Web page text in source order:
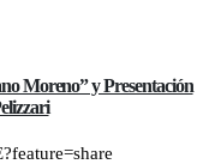
Moreno” y Presentación